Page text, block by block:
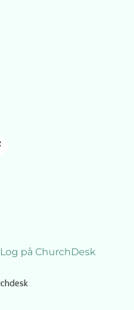
Log på ChurchDesk